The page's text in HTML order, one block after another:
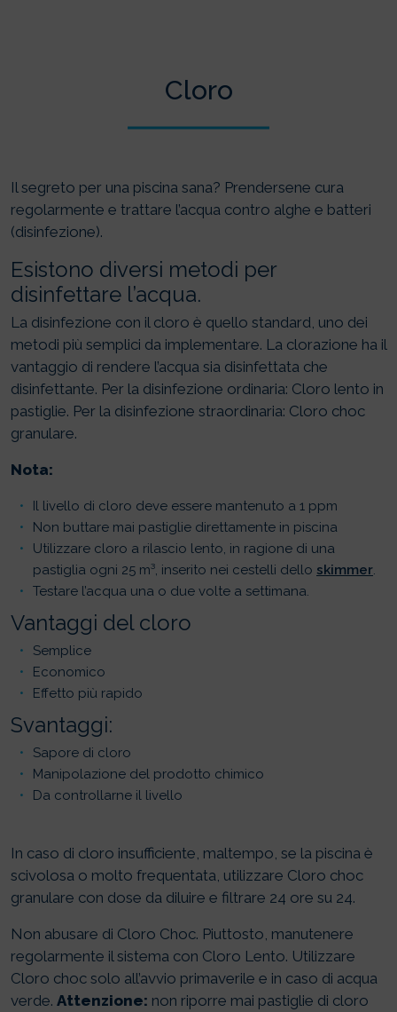
Cloro
Il segreto per una piscina sana? Prendersene cura
regolarmente e trattare l’acqua contro alghe e batteri
(disinfezione).
Esistono diversi metodi per
disinfettare l’acqua.
La disinfezione con il cloro è quello standard, uno dei
metodi più semplici da implementare. La clorazione ha il
vantaggio di rendere l’acqua sia disinfettata che
disinfettante. Per la disinfezione ordinaria: Cloro lento in
pastiglie. Per la disinfezione straordinaria: Cloro choc
granulare.
Nota:
Il livello di cloro deve essere mantenuto a 1 ppm
Non buttare mai pastiglie direttamente in piscina
Utilizzare cloro a rilascio lento, in ragione di una
pastiglia ogni 25 m³, inserito nei cestelli dello skimmer.
Testare l’acqua una o due volte a settimana.
Vantaggi del cloro
Semplice
Economico
Effetto più rapido
Svantaggi:
Sapore di cloro
Manipolazione del prodotto chimico
Da controllarne il livello
In caso di cloro insufficiente, maltempo, se la piscina è
scivolosa o molto frequentata, utilizzare Cloro choc
granulare con dose da diluire e filtrare 24 ore su 24.
Non abusare di Cloro Choc. Piuttosto, manutenere
regolarmente il sistema con Cloro Lento. Utilizzare
Cloro choc solo all’avvio primaverile e in caso di acqua
verde. Attenzione: non riporre mai pastiglie di cloro